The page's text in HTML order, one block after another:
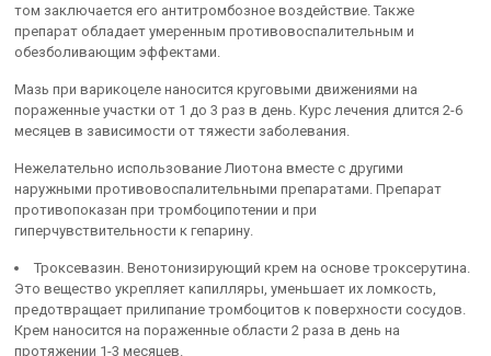
том заключается его антитромбозное воздействие. Также
препарат обладает умеренным противовоспалительным и
обезболивающим эффектами.
Мазь при варикоцеле наносится круговыми движениями на
пораженные участки от 1 до 3 раз в день. Курс лечения длится 2-6
месяцев в зависимости от тяжести заболевания.
Нежелательно использование Лиотона вместе с другими
наружными противовоспалительными препаратами. Препарат
противопоказан при тромбоципотении и при
гиперчувствительности к гепарину.
Троксевазин. Венотонизирующий крем на основе троксерутина.
Это вещество укрепляет капилляры, уменьшает их ломкость,
предотвращает прилипание тромбоцитов к поверхности сосудов.
Крем наносится на пораженные области 2 раза в день на
протяжении 1-3 месяцев.